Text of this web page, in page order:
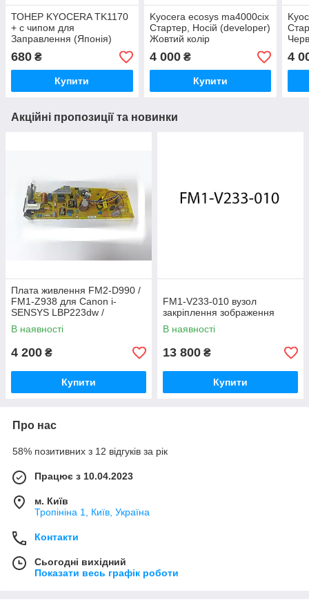
ТОНЕР KYOCERA TK1170
+ с чипом для
Заправлення (Японія)
680 ₴
Купити
Kyocera ecosys ma4000cix
Стартер, Носій (developer)
Жовтий колір
4 000₴
Купити
4
Акційні пропозиції та новинки
Плата живлення FM2-D990 /
FM1-Z938 для Canon i-
SENSYS LBP223dw /
LBP214dw
В наявності
4 200 ₴
Купити
FM1‑V233‑010 вузол
закріплення зображення
В наявності
13 800 ₴
Купити
Про нас
58% позитивних з 12 відгуків за рік
Працює з 10.04.2023
м. Київ
Тропініна 1, Київ, Україна
Контакти
Сьогодні вихідний
Показати весь графік роботи